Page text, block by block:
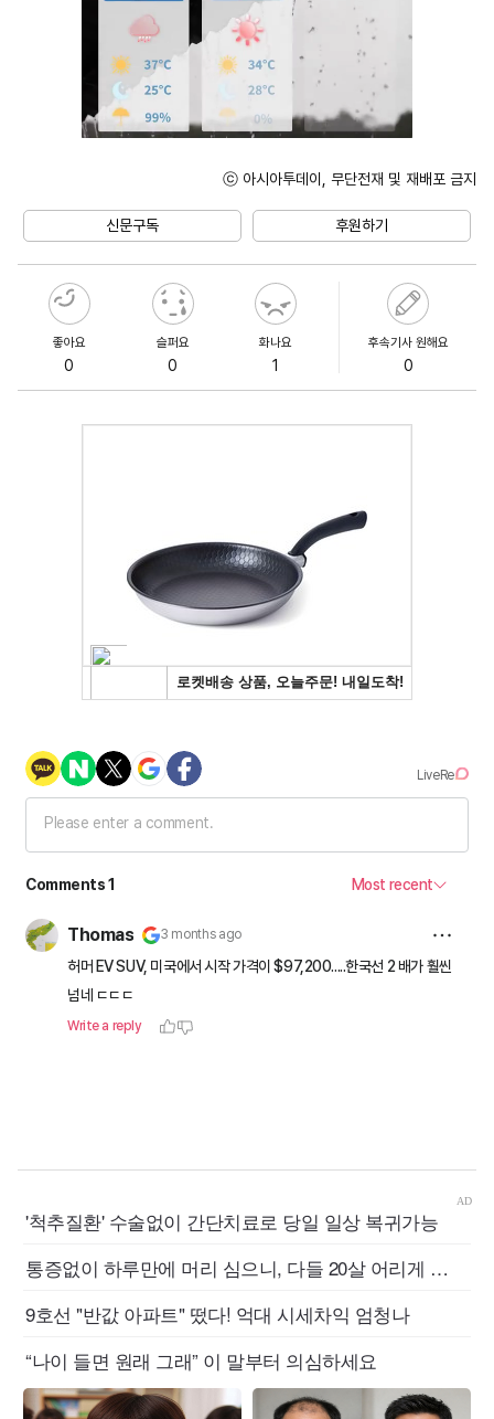
ⓒ 아시아투데이, 무단전재 및 재배포 금지
신문구독 후원하기
좋아요
0
슬퍼요
0
화나요
1
후속기사 원해요
0